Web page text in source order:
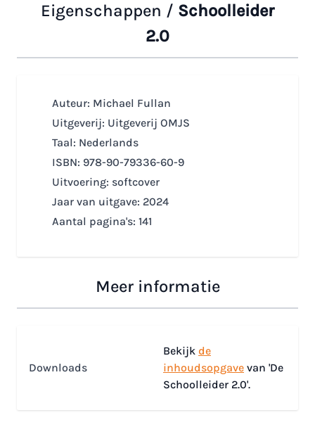
Eigenschappen / Schoolleider
2.0
Auteur: Michael Fullan
Uitgeverij: Uitgeverij OMJS
Taal: Nederlands
ISBN: 978-90-79336-60-9
Uitvoering: softcover
Jaar van uitgave: 2024
Aantal pagina's: 141
Meer informatie
Downloads
Bekijk de
inhoudsopgave van 'De
Schoolleider 2.0'.